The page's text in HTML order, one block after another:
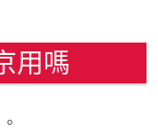
用嗎